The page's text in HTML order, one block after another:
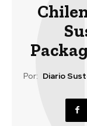
Por: Diario